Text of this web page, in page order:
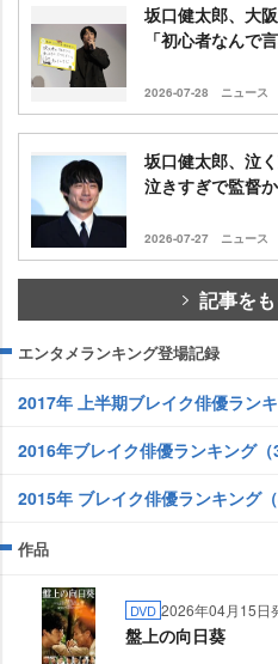
坂口健太郎、大
「初心者なんで
2026-07-28 ニュース
坂口健太郎、泣
泣きすぎで監督
2026-07-27 ニュース
記事を
エンタメランキング登場記録
2017年 上半期ブレイク俳優ランキ
2016年ブレイク俳優ランキング（
2015年 ブレイク俳優ランキング（
作品
DVD 2026年04月15日
盤上の向日葵